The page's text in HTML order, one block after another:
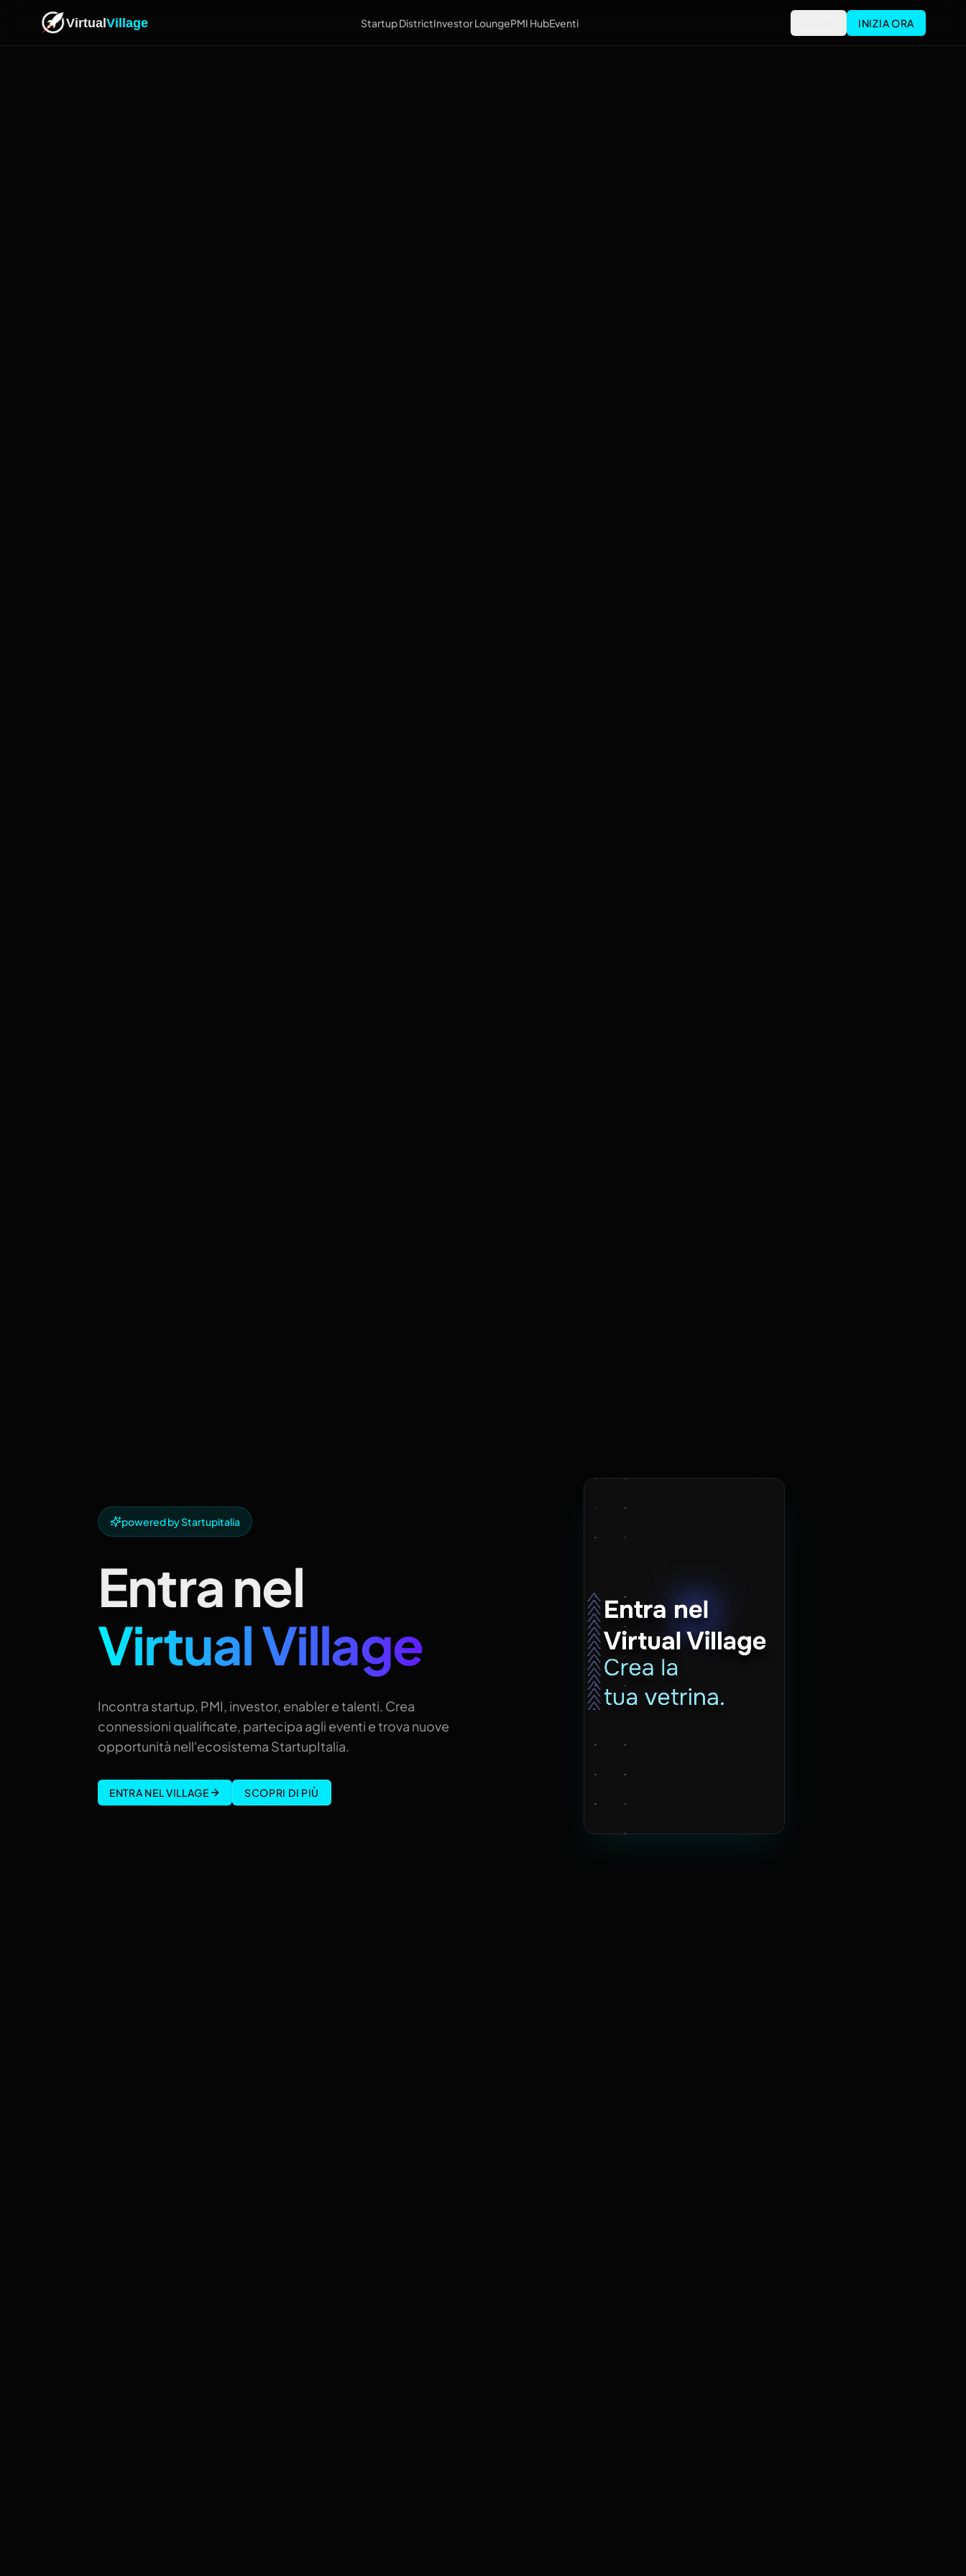
VirtualVillage Startup DistrictInvestor LoungePMI HubEventi INIZIA ORA
powered by Startupitalia
Entra nel
Virtual Village
Incontra startup, PMI, investor, enabler e talenti. Crea
connessioni qualificate, partecipa agli eventi e trova nuove
opportunità nell'ecosistema StartupItalia.
ENTRA NEL VILLAGE SCOPRI DI PIÙ